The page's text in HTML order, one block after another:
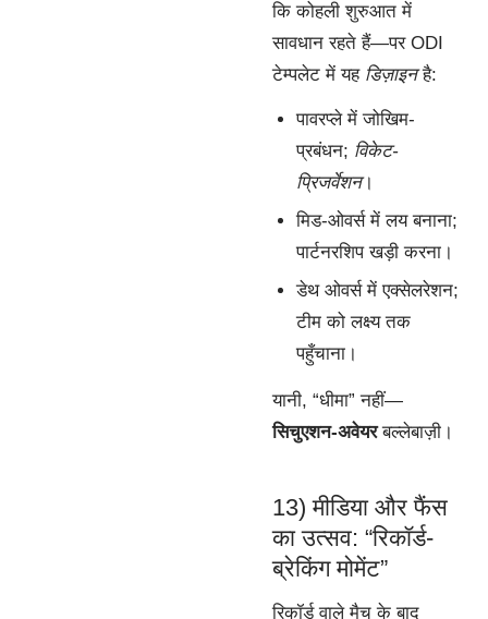
कि कोहली शुरुआत में
सावधान रहते हैं—पर ODI
टेम्पलेट में यह डिज़ाइनहै:
पावरप्ले में जोखिम-
प्रबंधन; विकेट-
प्रिजर्वेशन।
मिड-ओवर्स में लय बनाना;
पार्टनरशिप खड़ी करना।
डेथ ओवर्स में एक्सेलरेशन;
टीम को लक्ष्य तक
पहुँचाना।
यानी, “धीमा” नहीं—
सिचुएशन-अवेयरबल्लेबाज़ी।
13) मीडिया और फैंस
का उत्सव: “रिकॉर्ड-
ब्रेकिंग मोमेंट”
रिकॉर्ड वाले मैच के बाद